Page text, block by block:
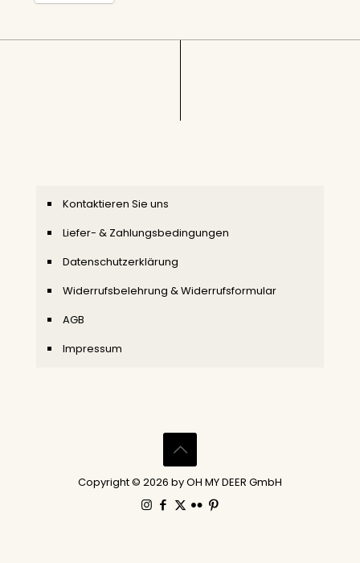
Kontaktieren Sie uns
Liefer- & Zahlungsbedingungen
Datenschutzerklärung
Widerrufsbelehrung & Widerrufsformular
AGB
Impressum
Copyright © 2026 by OH MY DEER GmbH